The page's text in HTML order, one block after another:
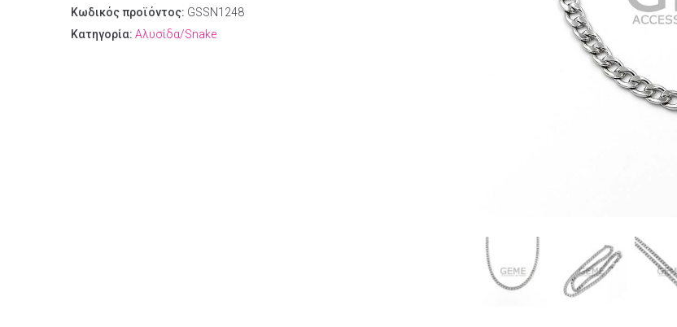
Κωδικός προϊόντος: GSSN1248
Κατηγορία: Αλυσίδα/Snake